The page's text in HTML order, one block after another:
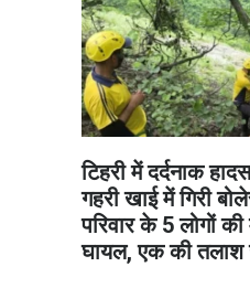
टिहरी में दर्दनाक
गहरी खाई में गिरी
परिवार के 5 लोगों
घायल, एक की तलाश